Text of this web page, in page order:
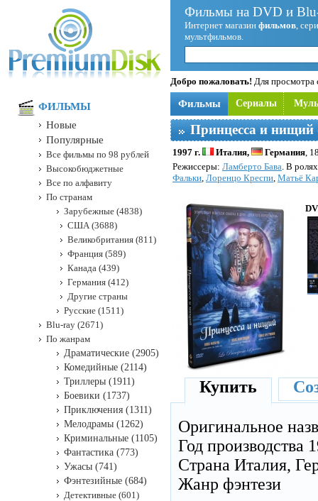
Фильмы на DVD и
Интернет магазин фильмов,
мультфильмов.
Добро пожаловать! Для просмотра
Фильмы Сериалы
Принцесса и нищий
1997 г. Италия, Германия,
Режисcеры: Ламберто Бава. В
Фальки, Лоренцо Креспи, Матьё
Купить
Оригинальное
Год производства
Страна Италия,
Жанр фэнтези
ФИЛЬМЫ
Новые
Популярные
Все фильмы по 98 рублей
Высокобюджетные
Все по алфавиту
По странам
Зарубежные (4838)
США (3688)
Великобритания (811)
Франция (589)
Канада (439)
Германия (412)
Другие страны
Русские (1511)
Blu-ray (2671)
По жанрам
Драматические (2905)
Комедийные (2114)
Триллеры (1911)
Боевики (1737)
Приключения (1311)
Мелодрамы (1262)
Криминальные (1105)
Фантастика (773)
Ужасы (741)
Фэнтезийные (684)
Детективные (601)